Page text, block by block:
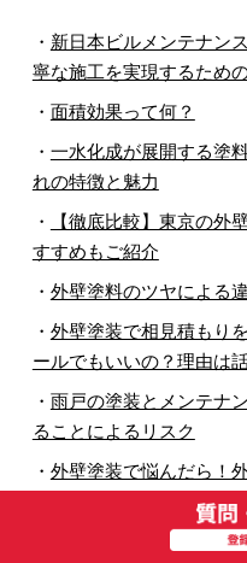
・ 新日本ビルメンテナン
寧な施工を実現するため
・ 面積効果って何？
・ 一水化成が展開する塗
れの特徴と魅力
・
【徹底比較】東京の外
すすめもご紹介
・ 外壁塗料のツヤによる
・ 外壁塗装で相見積もり
ールでもいいの？理由は
・ 雨戸の塗装とメンテナ
ることによるリスク
・ 外壁塗装で悩んだら！
地元密着業者は安い？